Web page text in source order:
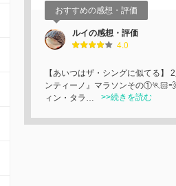
おすすめの感想・評価
ルイの感想・評価
4.0
【あいつはザ・シングに似てる】
ンティーノ』マラソンその
ィン・タラ…
>>続きを読む